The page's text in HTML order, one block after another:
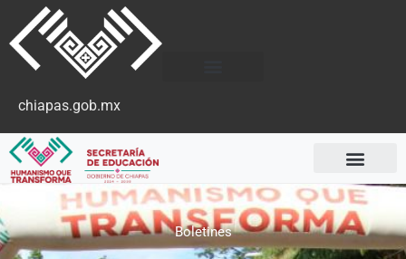
chiapas.gob.mx
Boletines